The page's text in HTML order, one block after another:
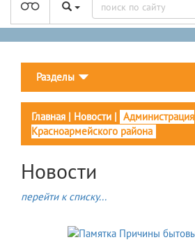
Разделы
Главная | Новости | Администрация
Красноармейского района
Новости
перейти к списку...